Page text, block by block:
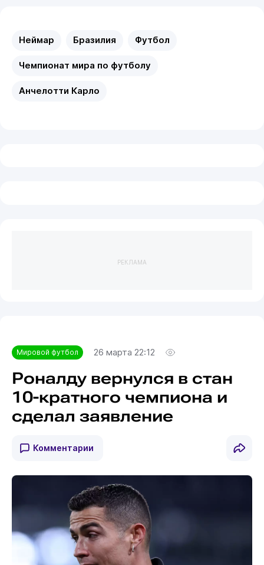
Неймар Бразилия Футбол
Чемпионат мира по футболу
Анчелотти Карло
РЕКЛАМА
Мировой футбол 26 марта 22:12
Роналду вернулся в стан
10-кратного чемпиона и
сделал заявление
Комментарии